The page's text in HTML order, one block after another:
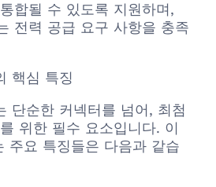
합될 수 있도록 지원하며,
전력 공급 요구 사항을 충족
핵심 특징
단순한 커넥터를 넘어, 최첨
위한 필수 요소입니다. 이
주요 특징들은 다음과 같습